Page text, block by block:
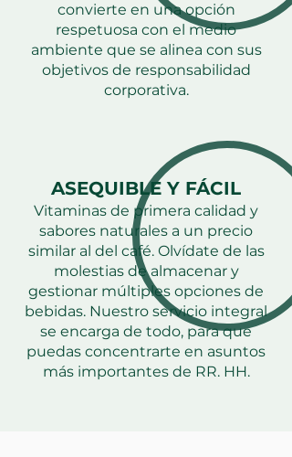
convierte en una opción
respetuosa con el medio
ambiente que se alinea con sus
objetivos de responsabilidad
corporativa.
ASEQUIBLE Y FÁCIL
Vitaminas de primera calidad y
sabores naturales a un precio
similar al del café. Olvídate de las
molestias de almacenar y
gestionar múltiples opciones de
bebidas. Nuestro servicio integral
se encarga de todo, para que
puedas concentrarte en asuntos
más importantes de RR. HH.